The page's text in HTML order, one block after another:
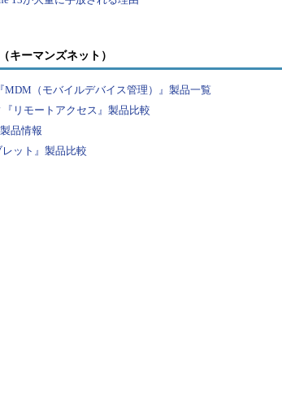
キーマンズネット）
（モバイルデバイス管理）』製品一覧
リモートアクセス』製品比較
品情報
ット』製品比較